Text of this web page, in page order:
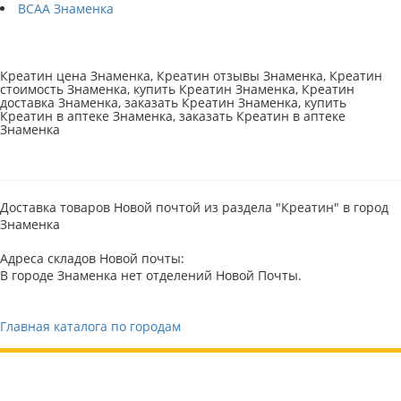
BCAA Знаменка
Креатин цена Знаменка, Креатин отзывы Знаменка, Креатин
стоимость Знаменка, купить Креатин Знаменка, Креатин
доставка Знаменка, заказать Креатин Знаменка, купить
Креатин в аптеке Знаменка, заказать Креатин в аптеке
Знаменка
Доставка товаров Новой почтой из раздела "Креатин" в город
Знаменка
Адреса складов Новой почты:
В городе Знаменка нет отделений Новой Почты.
Главная каталога по городам